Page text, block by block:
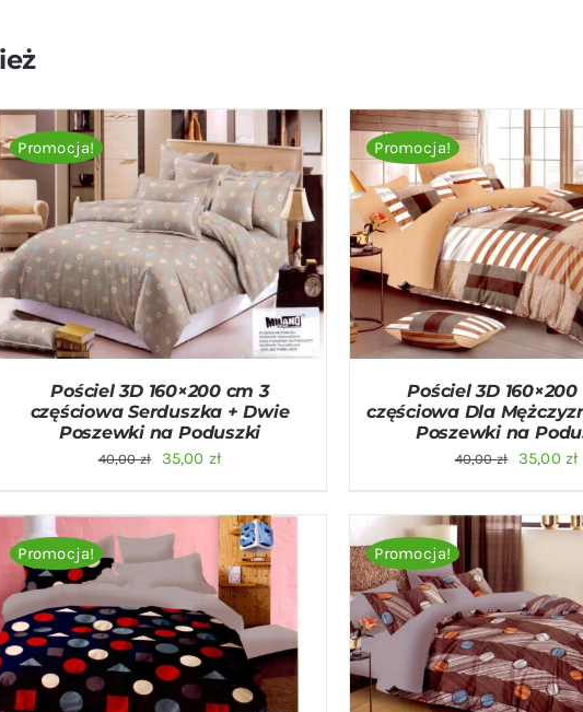
Promocja!
DODAJ DO KOSZYKA / QUICK VIEW
Pościel 3D 160×200 cm 3
częściowa Serduszka + Dwie
Poszewki na Poduszki
40,00zł
Pierwotna
wynosiła:
40,00 zł.
35,00 złAktualna
wynosi:
35,00 zł.
Promocja!
DODAJ DO KOSZYKA /
Pościel 3D 160×200
częściowa Dla
Poszewki na
40,00zł
Pierwotna
40,00 zł.
35,00 zł
Promocja!
DODAJ DO KOSZYKA / QUICK VIEW
Promocja!
DODAJ DO KOSZYKA /